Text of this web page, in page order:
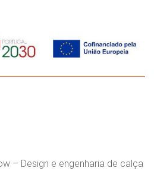
– Design e engenharia de calça